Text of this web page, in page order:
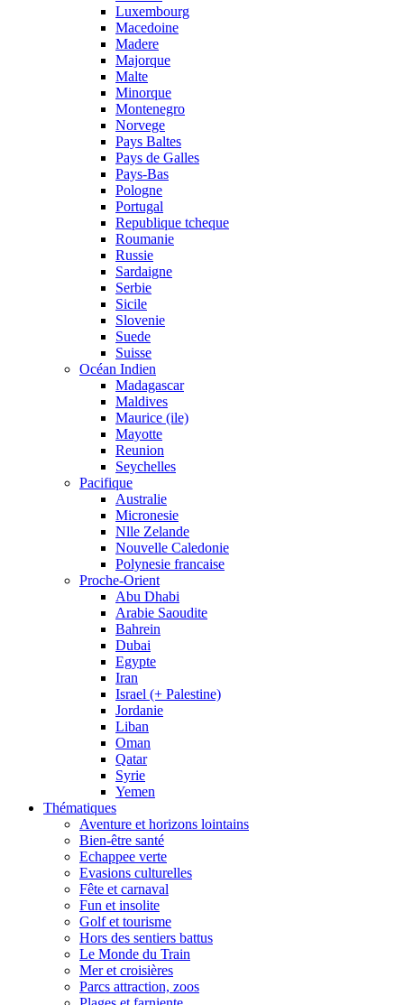
Luxembourg
Macedoine
Madere
Majorque
Malte
Minorque
Montenegro
Norvege
Pays Baltes
Pays de Galles
Pays-Bas
Pologne
Portugal
Republique tcheque
Roumanie
Russie
Sardaigne
Serbie
Sicile
Slovenie
Suede
Suisse
Océan Indien
Madagascar
Maldives
Maurice (ile)
Mayotte
Reunion
Seychelles
Pacifique
Australie
Micronesie
Nlle Zelande
Nouvelle Caledonie
Polynesie francaise
Proche-Orient
Abu Dhabi
Arabie Saoudite
Bahrein
Dubai
Egypte
Iran
Israel (+ Palestine)
Jordanie
Liban
Oman
Qatar
Syrie
Yemen
Thématiques
Aventure et horizons lointains
Bien-être santé
Echappee verte
Evasions culturelles
Fête et carnaval
Fun et insolite
Golf et tourisme
Hors des sentiers battus
Le Monde du Train
Mer et croisières
Parcs attraction, zoos